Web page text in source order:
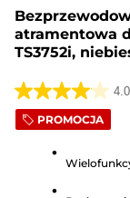
atramentowa
TS3752i,
4.0
4.0
na
gwiazdek.
PROMOCJA